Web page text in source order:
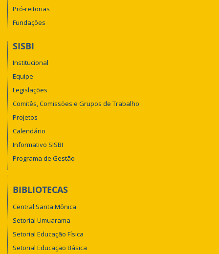
Pró-reitorias
Fundações
SISBI
Institucional
Equipe
Legislações
Comitês, Comissões e Grupos de Trabalho
Projetos
Calendário
Informativo SISBI
Programa de Gestão
BIBLIOTECAS
Central Santa Mônica
Setorial Umuarama
Setorial Educação Física
Setorial Educação Básica